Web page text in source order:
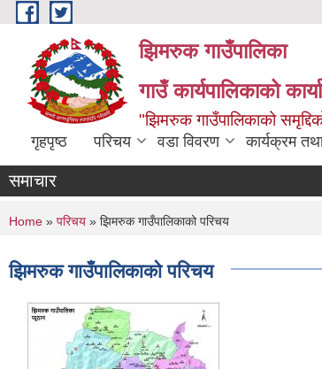
Skip to main content
झिमरुक गाउँपालिका
गाउँ कार्यपालिकाको
"झिमरुक गाउँपालिकाको
गृहपृष्ठ परिचय वडा विवरण कार्यक्रम
समाचार
You are here
Home » परिचय » झिमरुक गाउँपालिकाको परिचय
झिमरुक गाउँपालिकाको परिचय